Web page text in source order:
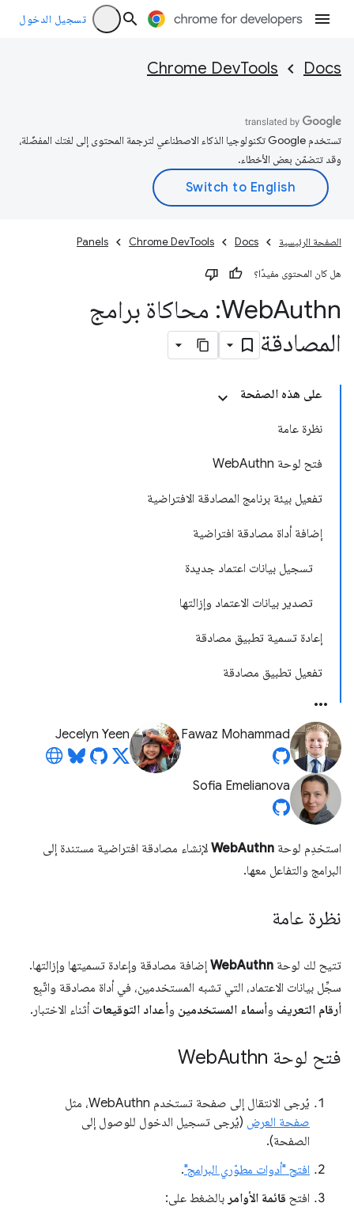
تسجيل الدخول
Docs
Chrome DevTools
تستخدم Google تكنولوجيا الذكاء الاصطناعي لترجمة المحتوى إلى لغتك المفضّلة،
وقد تتضمّن بعض الأخطاء.
الصفحة الرئيسية Docs
Chrome DevTools
Panels
هل كان المحتوى مفيدًا؟
WebAuthn: محاكاة برامج
المصادقة
على هذه الصفحة
نظرة عامة
فتح لوحة WebAuthn
تفعيل بيئة برنامج المصادقة الافتراضية
إضافة أداة مصادقة افتراضية
تسجيل بيانات اعتماد جديدة
تصدير بيانات الاعتماد وإزالتها
إعادة تسمية تطبيق مصادقة
تفعيل تطبيق مصادقة
Fawaz Mohammad
Jecelyn Yeen
Sofia Emelianova
استخدِم لوحة WebAuthn لإنشاء مصادقة افتراضية مستندة إلى
البرامج والتفاعل معها.
نظرة عامة
تتيح لك لوحة WebAuthn إضافة مصادقة وإعادة تسميتها وإزالتها.
سجِّل بيانات الاعتماد، التي تشبه المستخدمين، في أداة مصادقة واتّبِع
أرقام التعريف وأسماء المستخدمين وأعداد التوقيعات أثناء الاختبار.
فتح لوحة Web Authn
يُرجى الانتقال إلى صفحة تستخدم WebAuthn، مثل
صفحة العرض (يُرجى تسجيل الدخول للوصول إلى
الصفحة).
افتح "أدوات مطوّري البرامج".
افتح قائمة الأوامر بالضغط على: